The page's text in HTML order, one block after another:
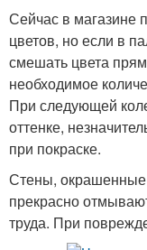
Сейчас в магазине
цветов, но если в
смешать цвета
необходимое
При следующей
оттенке,
при покраске.
Стены,
прекрасно
труда. При